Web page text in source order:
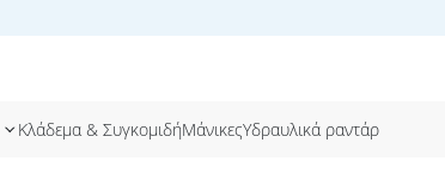
Κλάδεμα & ΣυγκομιδήΜάνικεςΥδραυλικά ραντάρ